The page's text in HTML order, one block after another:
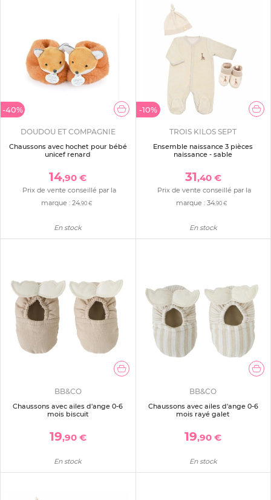
-40%
DOUDOU ET COMPAGNIE
Chaussons avec hochet pour bébé
unicef renard
14,90 €
Prix de vente conseillé par la
marque : 24,90 €
En stock
-10%
TROIS KILOS SEPT
Ensemble naissance 3 pièces
naissance - sable
31,40 €
Prix de vente conseillé par la
marque :34,90 €
En stock
BB&CO
Chaussons avec ailes d'ange 0-6
mois biscuit
19,90 €
En stock
BB&CO
Chaussons avec ailes d'ange 0-6
mois rayé galet
19,90 €
En stock